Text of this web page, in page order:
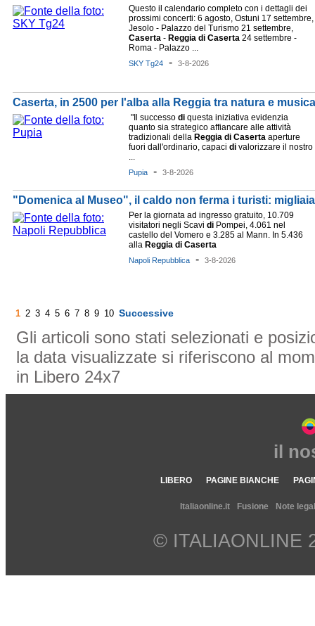
Questo il calendario completo con i dettagli dei
prossimi concerti: 6 agosto, Ostuni 17 settembre,
Jesolo - Palazzo del Turismo 21 settembre,
Caserta - Reggia di Caserta 24 settembre -
Roma - Palazzo ...
SKY Tg24 - 3-8-2026
Caserta, in 2500 per l'alba alla Reggia tra natura e musica
"Il successo di questa iniziativa evidenzia
quanto sia strategico affiancare alle attività
tradizionali della Reggia di Caserta aperture
fuori dall'ordinario, capaci di valorizzare il nostro
...
Pupia - 3-8-2026
"Domenica al Museo", il caldo non ferma i turisti:
Per la giornata ad ingresso gratuito, 10.709
visitatori negli Scavi di Pompei, 4.061 nel
castello del Vomero e 3.285 al Mann. In 5.436
alla Reggia di Caserta
Napoli Repubblica - 3-8-2026
1 2 3 4 5 6 7 8 9 10 Successive
Gli articoli sono stati selezionati e
la data visualizzate si riferiscono al
in Libero 24x7
il
LIBERO PAGINE BIANCHE
Italiaonline.it Fusione Note
© ITALIAONLINE